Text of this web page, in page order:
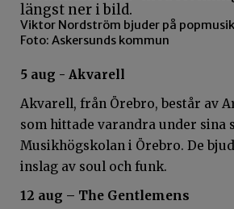
Viktor Nordström bjuder på
Foto: Askersunds kommun
5 aug - Akvarell
Akvarell, från Örebro, består av
som hittade varandra under sina
Musikhögskolan i Örebro. De
inslag av soul och funk.
12 aug – The Gentlemens